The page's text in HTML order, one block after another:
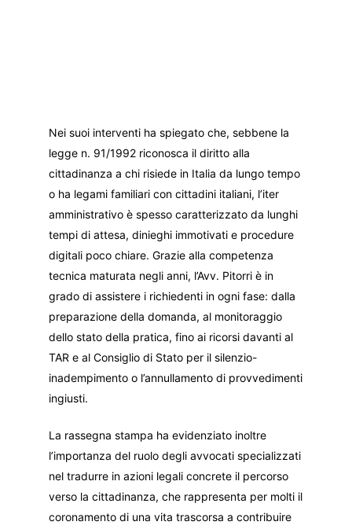
Nei suoi interventi ha spiegato che, sebbene la
legge n. 91/1992 riconosca il diritto alla
cittadinanza a chi risiede in Italia da lungo tempo
o ha legami familiari con cittadini italiani, l’iter
amministrativo è spesso caratterizzato da lunghi
tempi di attesa, dinieghi immotivati e procedure
digitali poco chiare. Grazie alla competenza
tecnica maturata negli anni, l’Avv. Pitorri è in
grado di assistere i richiedenti in ogni fase: dalla
preparazione della domanda, al monitoraggio
dello stato della pratica, fino ai ricorsi davanti al
TAR e al Consiglio di Stato per il silenzio-
inadempimento o l’annullamento di provvedimenti
ingiusti.
La rassegna stampa ha evidenziato inoltre
l’importanza del ruolo degli avvocati specializzati
nel tradurre in azioni legali concrete il percorso
verso la cittadinanza, che rappresenta per molti il
coronamento di una vita trascorsa a contribuire